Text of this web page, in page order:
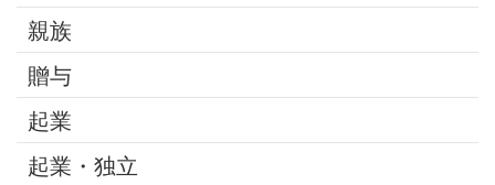
親族
贈与
起業
起業・独立